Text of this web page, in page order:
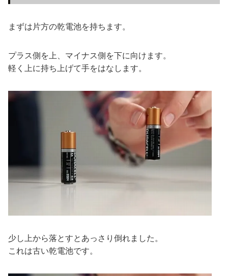
まずは片方の乾電池を持ちます。
プラス側を上、マイナス側を下に向けます。
軽く上に持ち上げて手をはなします。
少し上から落とすとあっさり倒れました。
これは古い乾電池です。